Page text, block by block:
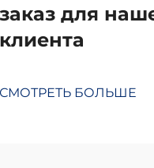
заказ для
клиента
СМОТРЕТЬ БОЛЬШЕ